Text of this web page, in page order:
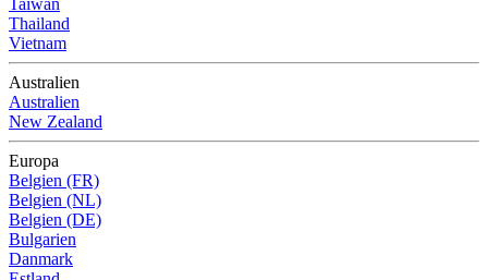
Taiwan
Thailand
Vietnam
Australien
Australien
New Zealand
Europa
Belgien (FR)
Belgien (NL)
Belgien (DE)
Bulgarien
Danmark